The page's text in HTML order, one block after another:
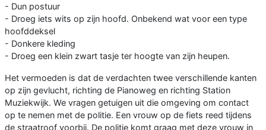
- Dun postuur
- Droeg iets wits op zijn hoofd. Onbekend wat voor een type
hoofddeksel
- Donkere kleding
- Droeg een klein zwart tasje ter hoogte van zijn heupen.
Het vermoeden is dat de verdachten twee verschillende kanten
op zijn gevlucht, richting de Pianoweg en richting Station
Muziekwijk. We vragen getuigen uit die omgeving om contact
op te nemen met de politie. Een vrouw op de fiets reed tijdens
de straatroof voorbij. De politie komt graag met deze vrouw in